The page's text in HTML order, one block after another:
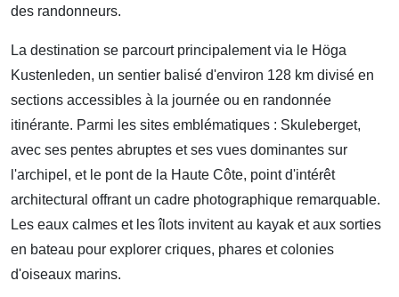
des randonneurs.
La destination se parcourt principalement via le Höga
Kustenleden, un sentier balisé d'environ 128 km divisé en
sections accessibles à la journée ou en randonnée
itinérante. Parmi les sites emblématiques : Skuleberget,
avec ses pentes abruptes et ses vues dominantes sur
l'archipel, et le pont de la Haute Côte, point d'intérêt
architectural offrant un cadre photographique remarquable.
Les eaux calmes et les îlots invitent au kayak et aux sorties
en bateau pour explorer criques, phares et colonies
d'oiseaux marins.